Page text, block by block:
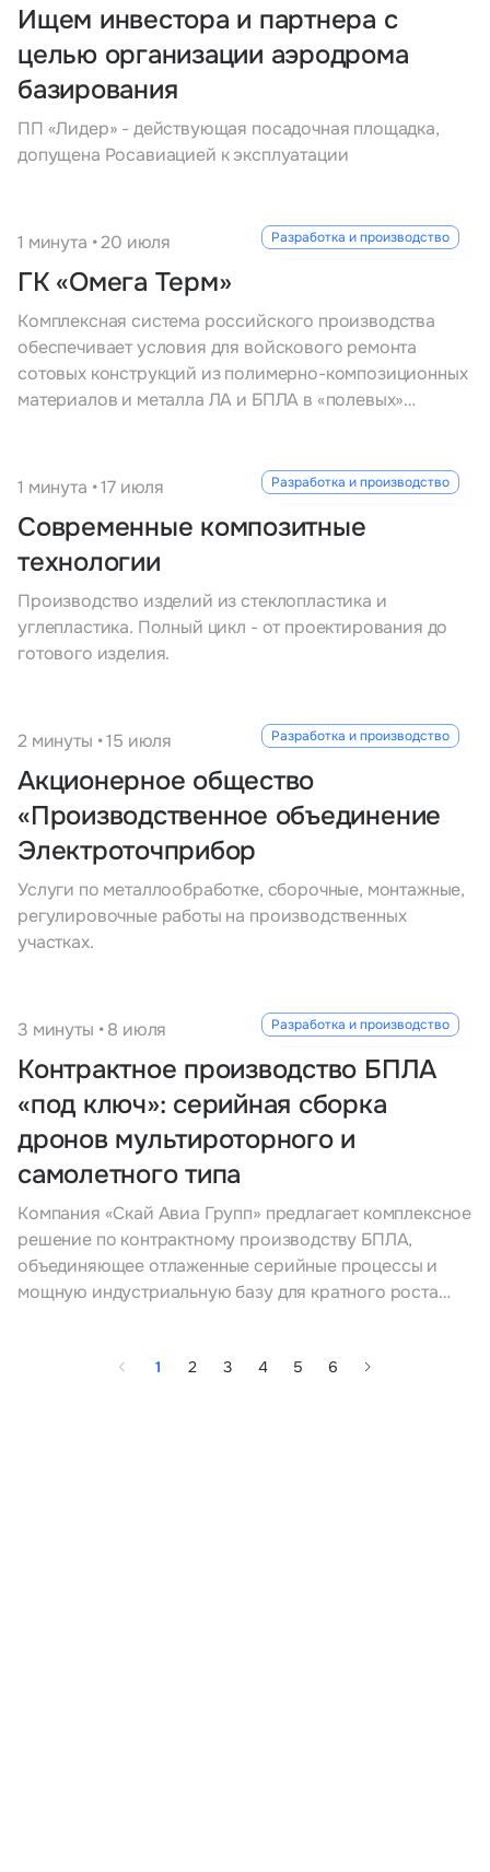
Ищем инвестора и партнера с
целью организации аэродрома
базирования
ПП «Лидер» - действующая посадочная площадка,
допущена Росавиацией к эксплуатации
Разработка и производство
1 минута • 20 июля
ГК «Омега Терм»
Комплексная система российского производства
обеспечивает условия для войскового ремонта
сотовых конструкций из полимерно-композиционных
материалов и металла ЛА и БПЛА в «полевых»
Разработка и производство
1 минута • 17 июля
Современные композитные
технологии
Производство изделий из стеклопластика и
углепластика. Полный цикл - от проектирования до
готового изделия.
Разработка и производство
2 минуты • 15 июля
Акционерное общество
«Производственное объединение
Электроточприбор
Услуги по металлообработке, сборочные, монтажные,
регулировочные работы на производственных
участках.
Разработка и производство
3 минуты • 8 июля
Контрактное производство БПЛА
«под ключ»: серийная сборка
дронов мультироторного и
самолетного типа
Компания «Скай Авиа Групп» предлагает комплексное
решение по контрактному производству БПЛА,
объединяющее отлаженные серийные процессы и
мощную индустриальную базу для кратного роста
1 2 3 4 5 6